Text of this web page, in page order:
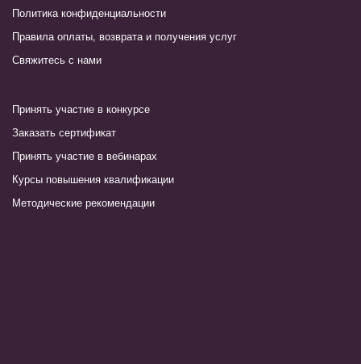
Политика конфиденциальности
Правила оплаты, возврата и получения услуг
Свяжитесь с нами
Принять участие в конкурсе
Заказать сертификат
Принять участие в вебинарах
Курсы повышения квалификации
Методические рекомендации